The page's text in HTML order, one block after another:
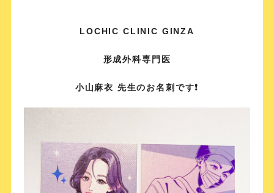
LOCHIC CLINIC GINZA
形成外科専門医
小山麻衣 先生のお名刺です❗️